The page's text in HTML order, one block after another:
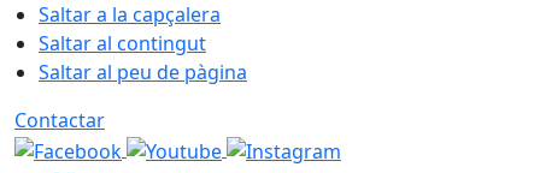
Saltar a la capçalera
Saltar al contingut
Saltar al peu de pàgina
Contactar